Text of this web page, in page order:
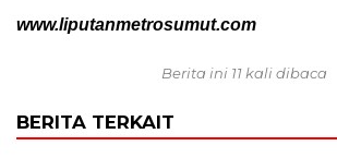
www.liputanmetrosumut.com
Berita ini 11 kali dibaca
BERITA TERKAIT